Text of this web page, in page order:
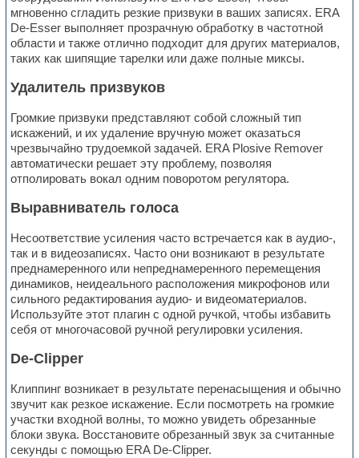
мгновенно сгладить резкие призвуки в ваших записях. ERA
De-Esser выполняет прозрачную обработку в частотной
области и также отлично подходит для других материалов,
таких как шипящие тарелки или даже полные миксы.
Удалитель призвуков
Громкие призвуки представляют собой сложный тип
искажений, и их удаление вручную может оказаться
чрезвычайно трудоемкой задачей. ERA Plosive Remover
автоматически решает эту проблему, позволяя
отполировать вокал одним поворотом регулятора.
Выравниватель голоса
Несоответствие усиления часто встречается как в аудио-,
так и в видеозаписях. Часто они возникают в результате
преднамеренного или непреднамеренного перемещения
динамиков, неидеального расположения микрофонов или
сильного редактирования аудио- и видеоматериалов.
Используйте этот плагин с одной ручкой, чтобы избавить
себя от многочасовой ручной регулировки усиления.
De-Clipper
Клиппинг возникает в результате перенасыщения и обычно
звучит как резкое искажение. Если посмотреть на громкие
участки входной волны, то можно увидеть обрезанные
блоки звука. Восстановите обрезанный звук за считанные
секунды с помощью ERA De-Clipper.